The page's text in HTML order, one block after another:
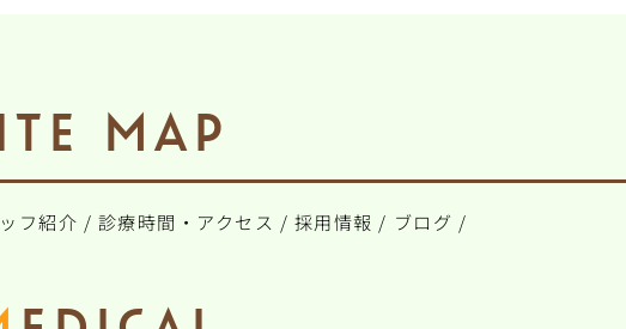
MAP
フ紹介 / 診療時間・アクセス / 採用情報 / ブログ /